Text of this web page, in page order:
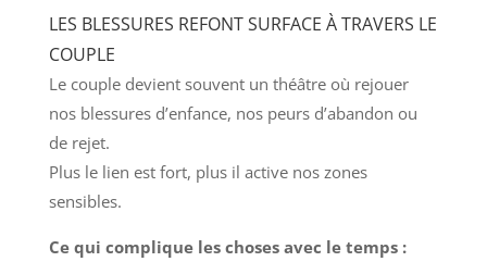
LES BLESSURES REFONT SURFACE À TRAVERS LE
COUPLE
Le couple devient souvent un théâtre où rejouer
nos blessures d’enfance, nos peurs d’abandon ou
de rejet.
Plus le lien est fort, plus il active nos zones
sensibles.
Ce qui complique les choses avec le temps :